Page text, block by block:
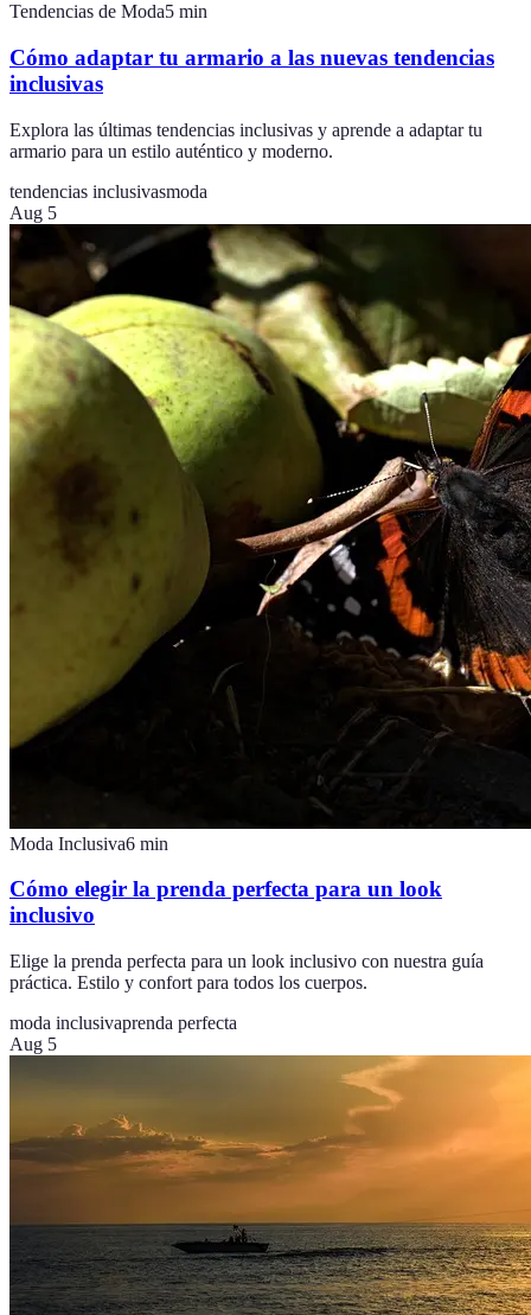
Tendencias de Moda5 min
Cómo adaptar tu armario a las nuevas tendencias
inclusivas
Explora las últimas tendencias inclusivas y aprende a adaptar tu
armario para un estilo auténtico y moderno.
tendencias inclusivasmoda
Aug 5
Moda Inclusiva6 min
Cómo elegir la prenda perfecta para un look
inclusivo
Elige la prenda perfecta para un look inclusivo con nuestra guía
práctica. Estilo y confort para todos los cuerpos.
moda inclusivaprenda perfecta
Aug 5